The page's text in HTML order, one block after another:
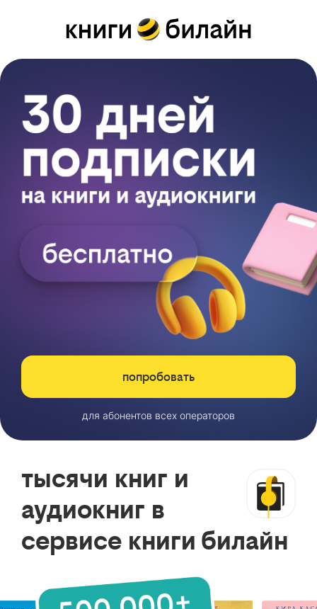
попробовать
для абонентов всех операторов
тысячи книг и
аудиокниг в
сервисе книги билайн